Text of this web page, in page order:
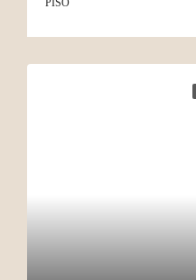
PISO